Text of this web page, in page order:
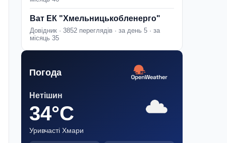
Ват ЕК "Хмельницькобленерго"
Довідник · 3852 переглядів · за день 5 · за
місяць 35
Погода
Нетішин
34°C
Уривчасті Хмари